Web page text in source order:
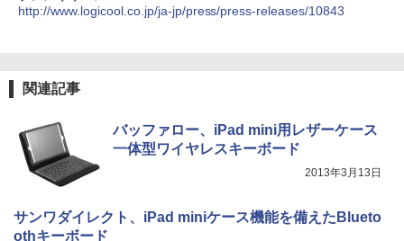
http://www.logicool.co.jp/ja-jp/press/press-releases/10843
関連記事
バッファロー、iPad mini用レザーケース
一体型ワイヤレスキーボード
2013年3月13日
サンワダイレクト、iPad miniケース機能を備えたBlueto
othキーボード